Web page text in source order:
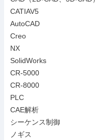
CATIAV5
AutoCAD
Creo
NX
SolidWorks
CR-5000
CR-8000
PLC
CAE解析
シーケンス制御
ノギス